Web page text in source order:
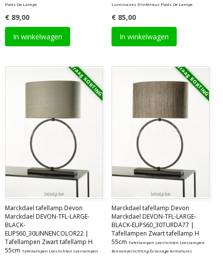
Pieds De Lampe
€ 89,00
In winkelwagen
Luminaires D'intérieur Pieds De Lampe
€ 85,00
In winkelwagen
Vraag KORTING
Marckdael tafellamp Devon
Marckdael DEVON-TFL-LARGE-
BLACK-
ELIPS60_30LINNENCOLOR22 |
Tafellampen Zwart tafellamp H
55cm Tafellampen Leeslichten Leeslampen
Vraag KORTING
Marckdael tafellamp Devon
Marckdael DEVON-TFL-LARGE-
BLACK-ELIPS60_30TURDA77 |
Tafellampen Zwart tafellamp H
55cm Tafellampen Leeslichten Leeslampen
Binnenverlichting Éclairage Armatures